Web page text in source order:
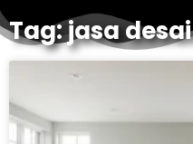
Tag: jasa